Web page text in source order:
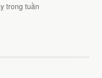
trong tuần